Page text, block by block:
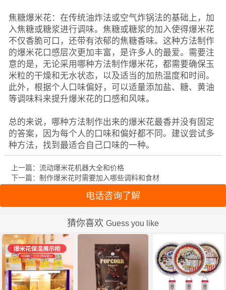
焦糖爆米花：在传统油炸法或空气炸锅法的基础上，加
入焦糖或糖浆进行调味。焦糖或糖浆的加入使得爆米花
不仅香脆可口，还带有浓郁的焦糖香味。这种方法制作
的爆米花口感层次更加丰富，是许多人的最爱。需要注
意的是，无论采用哪种方法制作爆米花，都需要确保玉
米粒的干燥和无水状态，以及适当的加热温度和时间。
此外，根据个人口味偏好，可以适量添加盐、糖、黄油
等调味料来提升爆米花的口感和风味。
总的来说，哪种方法制作出来的爆米花最香并没有固定
的答案，因为每个人的口味和偏好都不同。建议尝试多
种方法，找到最适合自己口味的一种。
上一篇：流动爆米花机器大全和价格
下一篇：制作爆米花时需要加入哪些调料和食材
电话咨询了解
猜你喜欢 Guess you like